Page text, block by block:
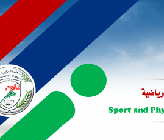
.